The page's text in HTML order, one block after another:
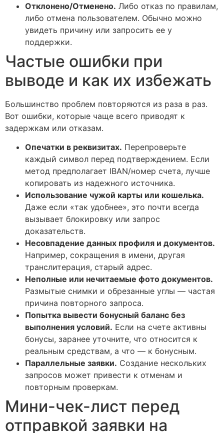
Отклонено/Отменено. Либо отказ по правилам,
либо отмена пользователем. Обычно можно
увидеть причину или запросить ее у
поддержки.
Частые ошибки при
выводе и как их избежать
Большинство проблем повторяются из раза в раз.
Вот ошибки, которые чаще всего приводят к
задержкам или отказам.
Опечатки в реквизитах. Перепроверьте
каждый символ перед подтверждением. Если
метод предполагает IBAN/номер счета, лучше
копировать из надежного источника.
Использование чужой карты или кошелька.
Даже если «так удобнее», это почти всегда
вызывает блокировку или запрос
доказательств.
Несовпадение данных профиля и документов.
Например, сокращения в имени, другая
транслитерация, старый адрес.
Неполные или нечитаемые фото документов.
Размытые снимки и обрезанные углы — частая
причина повторного запроса.
Попытка вывести бонусный баланс без
выполнения условий. Если на счете активны
бонусы, заранее уточните, что относится к
реальным средствам, а что — к бонусным.
Параллельные заявки. Создание нескольких
запросов может привести к отменам и
повторным проверкам.
Мини-чек-лист перед
отправкой заявки на